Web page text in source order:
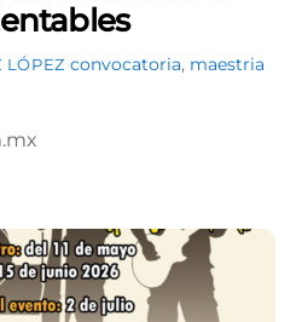
LÓPEZ convocatoria, maestria